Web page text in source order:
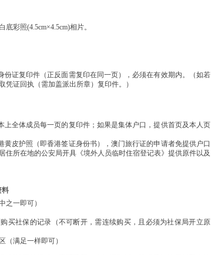
底彩照(4.5cm×4.5cm)相片。
份证复印件（正反面需复印在同一页），必须在有效期内。（如若
凭证回执（需加盖派出所章）复印件。）
上全体成员每一页的复印件；如果是集体户口，提供首页及本人页
黄皮护照（即香港签证身份书），澳门旅行证的申请者免提供户口
住所在地的公安局开具《境外人员临时住宿登记表》提供原件以及
料
之一即可）
购买社保的记录（不可断开，需连续购买，且必须为社保局开立原
（满足一样即可）